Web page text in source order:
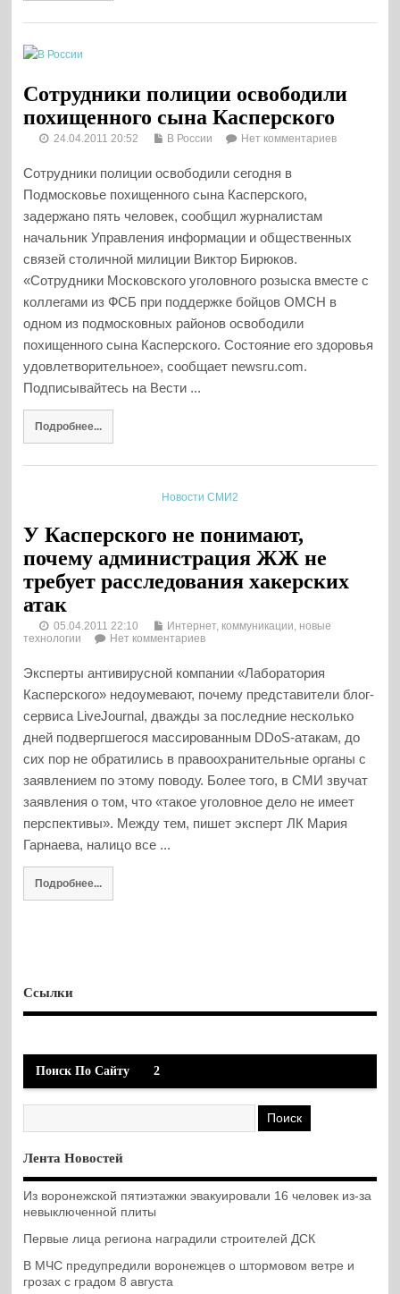
Сотрудники полиции освободили
похищенного сына Касперского
24.04.2011 20:52 В России Нет комментариев
Сотрудники полиции освободили сегодня в
Подмосковье похищенного сына Касперского,
задержано пять человек, сообщил журналистам
начальник Управления информации и общественных
связей столичной милиции Виктор Бирюков.
«Сотрудники Московского уголовного розыска вместе с
коллегами из ФСБ при поддержке бойцов ОМСН в
одном из подмосковных районов освободили
похищенного сына Касперского. Состояние его здоровья
удовлетворительное», сообщает newsru.com.
Подписывайтесь на Вести ...
Подробнее...
Новости СМИ2
У Касперского не понимают,
почему администрация ЖЖ не
требует расследования хакерских
атак
05.04.2011 22:10
Интернет, коммуникации, новые
технологии
Нет комментариев
Эксперты антивирусной компании «Лаборатория
Касперского» недоумевают, почему представители блог-
сервиса LiveJournal, дважды за последние несколько
дней подвергшегося массированным DDoS-атакам, до
сих пор не обратились в правоохранительные органы с
заявлением по этому поводу. Более того, в СМИ звучат
заявления о том, что «такое уголовное дело не имеет
перспективы». Между тем, пишет эксперт ЛК Мария
Гарнаева, налицо все ...
Подробнее...
Ссылки
Поиск По Сайту 2
Лента Новостей
Из воронежской пятиэтажки эвакуировали 16 человек из-за
невыключенной плиты
Первые лица региона наградили строителей ДСК
В МЧС предупредили воронежцев о штормовом ветре и
грозах с градом 8 августа